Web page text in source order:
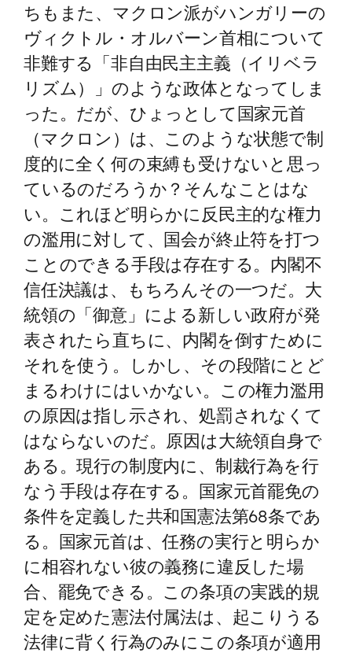
ちもまた、マクロン派がハンガリーの
ヴィクトル・オルバーン首相について
非難する「非自由民主主義（イリベラ
リズム）」のような政体となってしま
った。だが、ひょっとして国家元首
（マクロン）は、このような状態で制
度的に全く何の束縛も受けないと思っ
ているのだろうか？そんなことはな
い。これほど明らかに反民主的な権力
の濫用に対して、国会が終止符を打つ
ことのできる手段は存在する。内閣不
信任決議は、もちろんその一つだ。大
統領の「御意」による新しい政府が発
表されたら直ちに、内閣を倒すために
それを使う。しかし、その段階にとど
まるわけにはいかない。この権力濫用
の原因は指し示され、処罰されなくて
はならないのだ。原因は大統領自身で
ある。現行の制度内に、制裁行為を行
なう手段は存在する。国家元首罷免の
条件を定義した共和国憲法第68条であ
る。国家元首は、任務の実行と明らか
に相容れない彼の義務に違反した場
合、罷免できる。この条項の実践的規
定を定めた憲法付属法は、起こりうる
法律に背く行為のみにこの条項が適用